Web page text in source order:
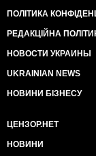
ПОЛІТИКА
РЕДАКЦІЙНА
НОВОСТИ УКРАИНЫ
UKRAINIAN NEWS
НОВИНИ БІЗНЕСУ
ЦЕНЗОР.НЕТ
НОВИНИ